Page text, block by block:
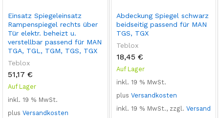
Einsatz Spiegeleinsatz
Rampenspiegel rechts über
Tür elektr. beheizt u.
verstellbar passend für MAN
TGA, TGL, TGM, TGS, TGX
Teblox
51,17 €
Auf Lager
inkl. 19 % MwSt.
plus Versandkosten
Abdeckung Spiegel schwarz
beidseitig passend für MAN
TGS, TGX
Teblox
18,45 €
Auf Lager
inkl. 19 % MwSt.
plus Versandkosten
inkl. 19 % MwSt., zzgl. Versand